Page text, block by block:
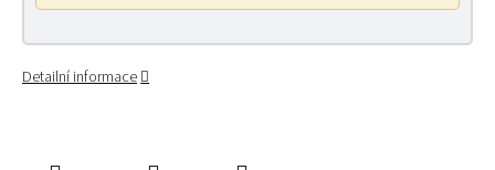
Detailní informace